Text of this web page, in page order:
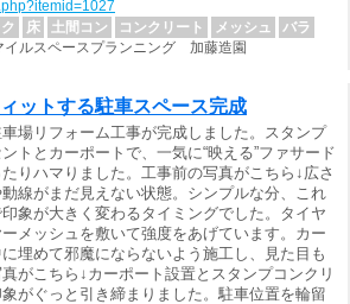
床 土間コン コンクリート メッシュ
バラ
ルスペースプランニング 加藤造園
ットする駐車スペース完成
場リフォーム工事が完成しました。スタンプ
トとカーポートで、一気に“映える”ファサード
りハマりました。工事前の写真がこちら↓広さ
線がまだ見えない状態。シンプルな分、これ
象が大きく変わるタイミングでした。タイヤ
メッシュを敷いて強度をあげています。カー
埋めて邪魔にならないよう施工し、見た目も
がこちら↓カーポート設置とスタンプコンクリ
がぐっと引き締まりました。駐車位置を輪留